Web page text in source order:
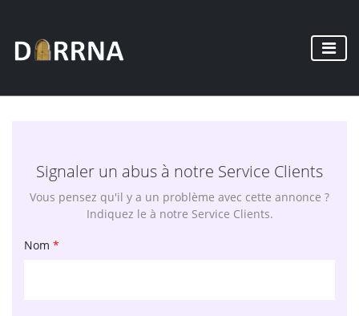
Signaler un abus à notre Service Clients
Vous pensez qu'il y a un problème avec cette annonce ?
Indiquez le à notre Service Clients.
Nom *